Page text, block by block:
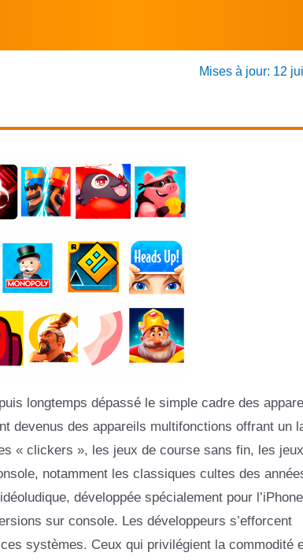
Mises à jour: 12
longtemps dépassé le simple cadre des
devenus des appareils multifonctions offrant un
« clickers », les jeux de course sans fin, les
notamment les classiques cultes des
développée spécialement pour
sur console. Les développeurs s’efforcent
systèmes. Ceux qui privilégient la commodité